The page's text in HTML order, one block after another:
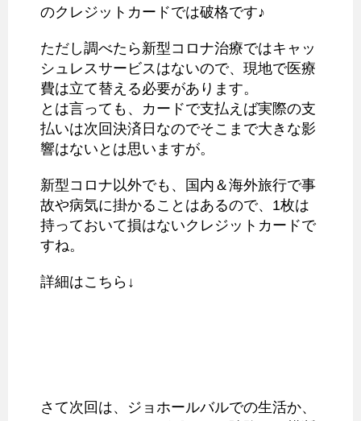
のクレジットカードでは破格です♪
ただし調べたら新型コロナ治療ではキャッ
シュレスサービスはないので、現地で医療
費は立て替える必要があります。
とは言っても、カードで支払えば実際の支
払いは次回決済日なのでそこまで大きな影
響はないとは思いますが。
新型コロナ以外でも、国内＆海外旅行で事
故や病気に掛かることはあるので、1枚は
持っておいて損はないクレジットカードで
すね。
詳細はこちら↓
さて次回は、ジョホールバルでの生活か、